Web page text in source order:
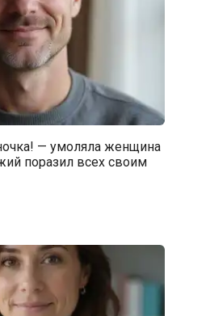
— умоляла женщина
поразил всех своим